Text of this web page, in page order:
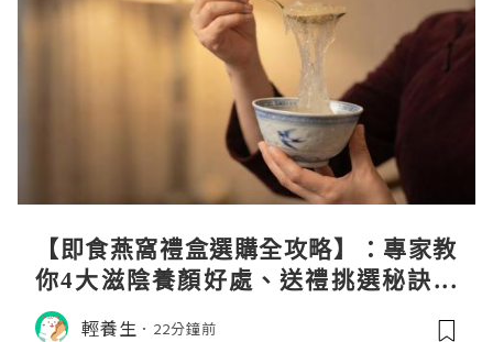
【即食燕窩禮盒選購全攻略】：專家教
你4大滋陰養顏好處、送禮挑選秘訣與
日常食用心得
輕養生 22分鐘前